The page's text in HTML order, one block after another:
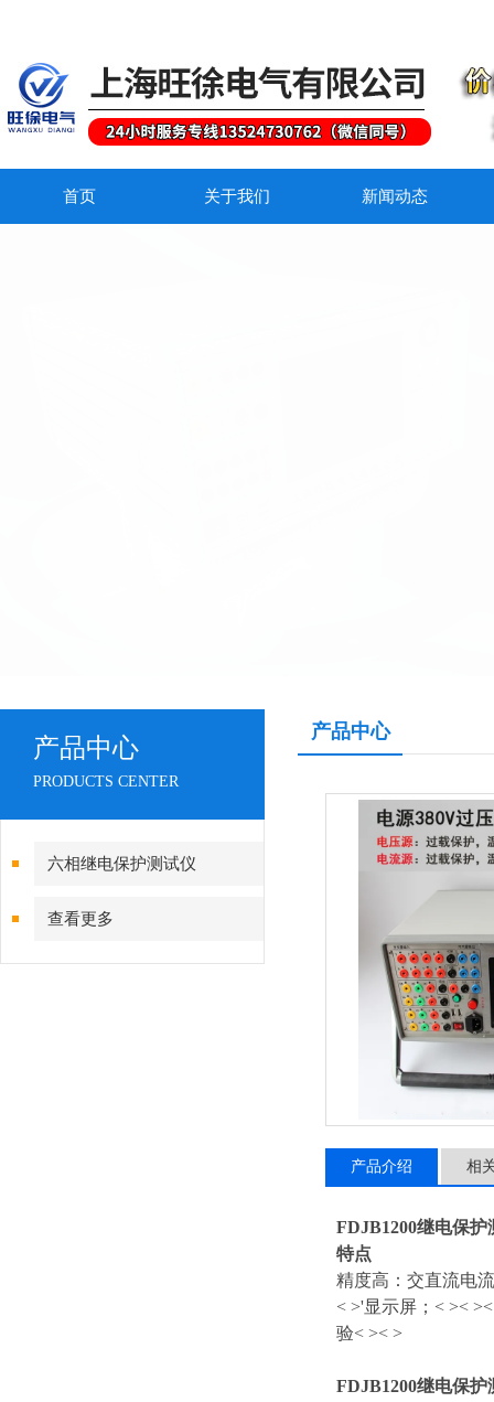
首页 关于我们 新闻动态
产品中心
PRODUCTS CENTER
六相继电保护测试仪
查看更多
产品中心
产品介绍 相
FDJB1200继电保护
特点
精度高：交直流电
< >'显示屏； < >< >
验< >< >
FDJB1200继电保护